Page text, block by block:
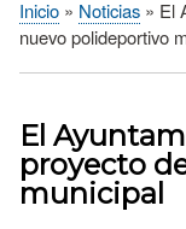
Sobrescribir
ayuda
a
la
navegación
Inicio Noticias
El
nuevo polideportivo
El
proyecto
municipal